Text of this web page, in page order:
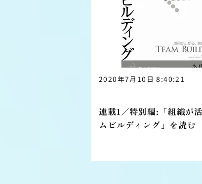
2020年7月10日 8:40:21
連載1／特別編:「組織が
ムビルディング」を読む